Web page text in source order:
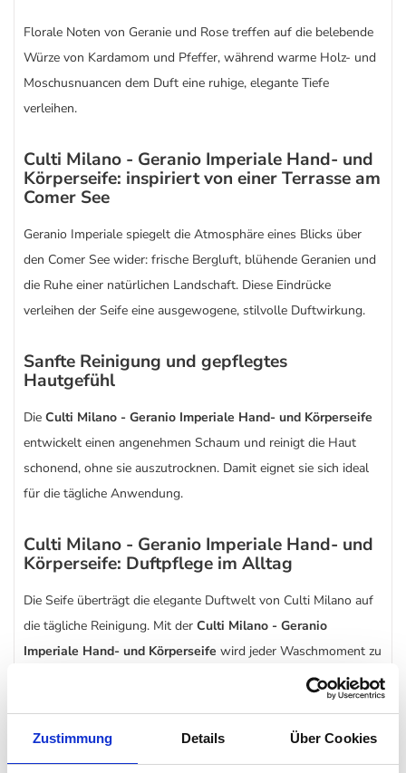
Zustimmung Details Über Cookies
Florale Noten von Geranie und Rose treffen auf die belebende
Würze von Kardamom und Pfeffer, während warme Holz- und
Moschusnuancen dem Duft eine ruhige, elegante Tiefe
verleihen.
Culti Milano - Geranio Imperiale Hand- und
Körperseife: inspiriert von einer Terrasse am
Comer See
Geranio Imperiale spiegelt die Atmosphäre eines Blicks über
den Comer See wider: frische Bergluft, blühende Geranien und
die Ruhe einer natürlichen Landschaft. Diese Eindrücke
verleihen der Seife eine ausgewogene, stilvolle Duftwirkung.
Sanfte Reinigung und gepflegtes
Hautgefühl
Die Culti Milano - Geranio Imperiale Hand- und Körperseife
entwickelt einen angenehmen Schaum und reinigt die Haut
schonend, ohne sie auszutrocknen. Damit eignet sie sich ideal
für die tägliche Anwendung.
Culti Milano - Geranio Imperiale Hand- und
Körperseife: Duftpflege im Alltag
Die Seife überträgt die elegante Duftwelt von Culti Milano auf
die tägliche Reinigung. Mit der Culti Milano - Geranio
Imperiale Hand- und Körperseife wird jeder Waschmoment zu
einem gepflegten Ritual, das Frische und Eleganz miteinander
In passenden Größen erhältlich